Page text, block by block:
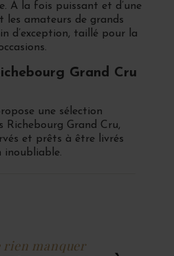
À la fois puissant et d’une
les amateurs de grands
d’exception, taillé pour la
Grand Cru
une sélection
Richebourg Grand Cru,
et prêts à être livrés
inoubliable.
rien manquer